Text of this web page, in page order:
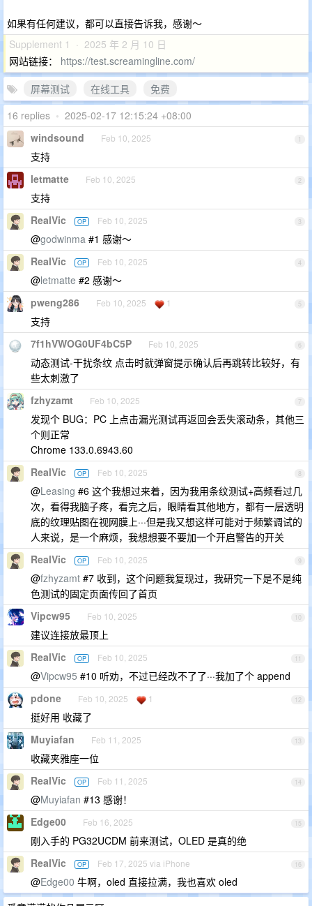
如果有任何建议，都可以直接告诉我，感谢～
Supplement 1 · 2025 年 2 月 10 日
网站链接： https://test.screamingline.com/
屏幕测试
在线工具
免费
16 replies • 2025-02-17 12:15:24 +08:00
1
windsound Feb 10, 2025
支持
2
letmatte Feb 10, 2025
支持
3
RealVic OP Feb 10, 2025
@godwinma #1 感谢～
4
RealVic OP Feb 10, 2025
@letmatte #2 感谢～
5
pweng286 Feb 10, 2025 1
支持
6
7f1hVWOG0UF4bC5P Feb 10, 2025
动态测试-干扰条纹 点击时就弹窗提示确认后再跳转比较好，有
些太刺激了
7
fzhyzamt Feb 10, 2025
发现个 BUG：PC 上点击漏光测试再返回会丢失滚动条，其他三
个则正常
Chrome 133.0.6943.60
8
RealVic OP Feb 10, 2025
@Leasing #6 这个我想过来着，因为我用条纹测试+高频看过几
次，看得我脑子疼，看完之后，眼睛看其他地方，都有一层透明
底的纹理贴图在视网膜上···但是我又想这样可能对于频繁调试的
人来说，是一个麻烦，我想想要不要加一个开启警告的开关
9
RealVic OP Feb 10, 2025
@fzhyzamt #7 收到，这个问题我复现过，我研究一下是不是纯
色测试的固定页面传回了首页
10
Vipcw95 Feb 10, 2025
建议连接放最顶上
11
RealVic OP Feb 10, 2025
@Vipcw95 #10 听劝，不过已经改不了了···我加了个 append
12
pdone Feb 10, 2025 1
挺好用 收藏了
13
Muyiafan Feb 11, 2025
收藏夹雅座一位
14
RealVic OP Feb 11, 2025
@Muyiafan #13 感谢！
15
Edge00 Feb 16, 2025
刚入手的 PG32UCDM 前来测试，OLED 是真的绝
16
RealVic OP Feb 17, 2025 via iPhone
@Edge00 牛啊，oled 直接拉满，我也喜欢 oled